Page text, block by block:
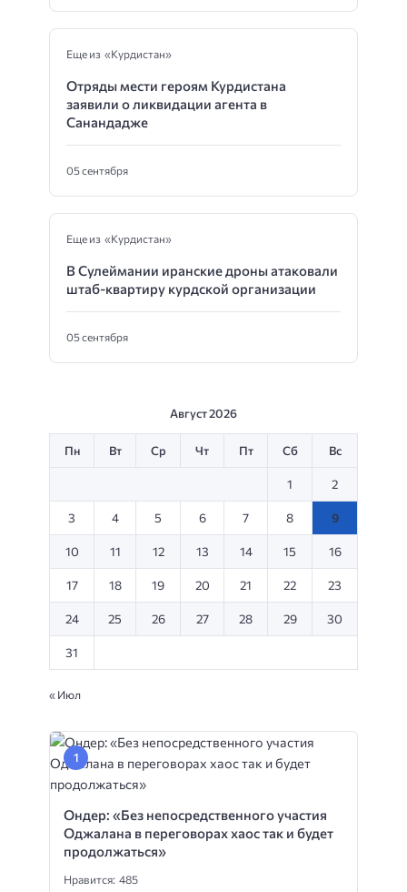
Еще из «Курдистан»
Отряды мести героям Курдистана
заявили о ликвидации агента в
Санандадже
05 сентября
Еще из «Курдистан»
В Сулеймании иранские дроны атаковали
штаб-квартиру курдской организации
05 сентября
Август 2026
Пн Вт Ср Чт Пт Сб Вс
1 2
3 4 5 6 7 8 9
10 11 12 13 14 15 16
17 18 19 20 21 22 23
24 25 26 27 28 29 30
31
« Июл
Ондер: «Без непосредственного участия
Оджалана в переговорах хаос так и будет
продолжаться»
Нравится: 485